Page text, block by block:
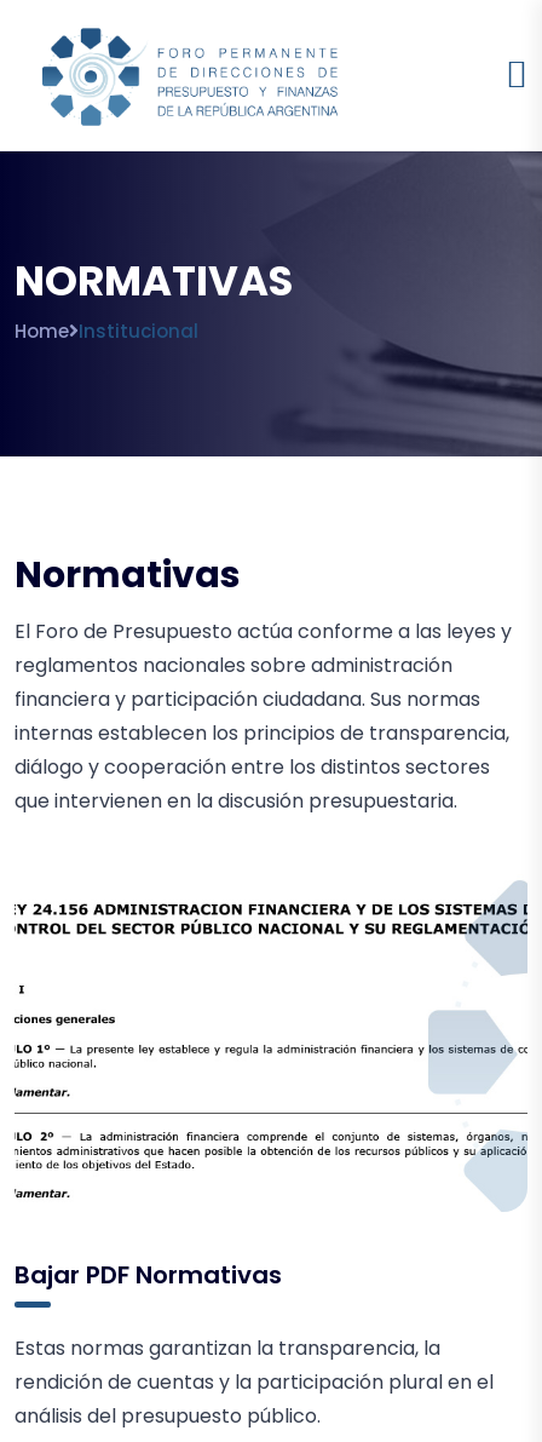
NORMATIVAS
Home Institucional
Normativas
El Foro de Presupuesto actúa conforme a las leyes y
reglamentos nacionales sobre administración
financiera y participación ciudadana. Sus normas
internas establecen los principios de transparencia,
diálogo y cooperación entre los distintos sectores
que intervienen en la discusión presupuestaria.
Bajar PDF Normativas
Estas normas garantizan la transparencia, la
rendición de cuentas y la participación plural en el
análisis del presupuesto público.